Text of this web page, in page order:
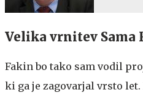
Velika vrnitev Sama
Fakin bo tako sam vodil
ki ga je zagovarjal vrsto